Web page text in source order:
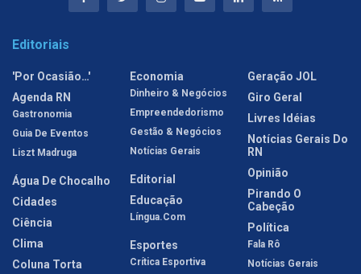
Editoriais
'Por Ocasião…'
Agenda RN
Gastronomia
Guia De Eventos
Liszt Madruga
Água De Chocalho
Cidades
Ciência
Clima
Coluna Torta
Economia
Dinheiro & Negócios
Empreendedorismo
Gestão & Negócios
Notícias Gerais
Editorial
Educação
Língua.com
Esportes
Crítica Esportiva
Geração JOL
Giro Geral
Livres Idéias
Notícias Gerais Do
RN
Opinião
Pirando O
Cabeção
Política
Fala Rô
Notícias Gerais